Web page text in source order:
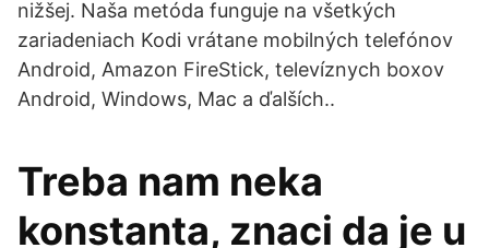
nižšej. Naša metóda funguje na všetkých
zariadeniach Kodi vrátane mobilných telefónov
Android, Amazon FireStick, televíznych boxov
Android, Windows, Mac a ďalších..
Treba nam neka
konstanta, znaci da je u